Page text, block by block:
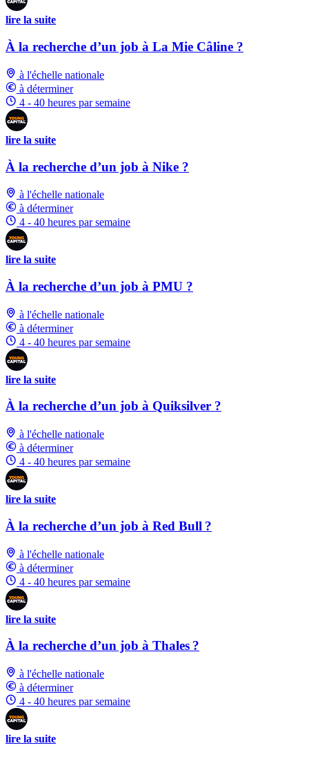
lire la suite
À la recherche d’un job à La Mie Câline ?
à l'échelle nationale
à déterminer
4 - 40 heures par semaine
lire la suite
À la recherche d’un job à Nike ?
à l'échelle nationale
à déterminer
4 - 40 heures par semaine
lire la suite
À la recherche d’un job à PMU ?
à l'échelle nationale
à déterminer
4 - 40 heures par semaine
lire la suite
À la recherche d’un job à Quiksilver ?
à l'échelle nationale
à déterminer
4 - 40 heures par semaine
lire la suite
À la recherche d’un job à Red Bull ?
à l'échelle nationale
à déterminer
4 - 40 heures par semaine
lire la suite
À la recherche d’un job à Thales ?
à l'échelle nationale
à déterminer
4 - 40 heures par semaine
lire la suite